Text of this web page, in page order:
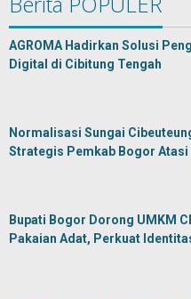
AGROMA Hadirkan Solusi
Digital di Cibitung Tengah
Normalisasi Sungai
Strategis Pemkab Bogor Atasi
Bupati Bogor Dorong UMKM
Pakaian Adat, Perkuat